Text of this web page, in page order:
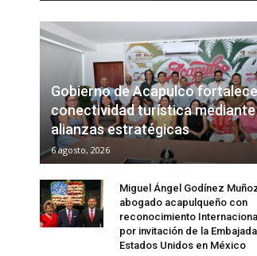
Gobierno de Acapulco
conectividad turística mediante
alianzas estratégicas
6 agosto, 2026
Miguel Ángel Godínez
abogado acapulqueño con
reconocimiento
por invitación de la
Estados Unidos en México